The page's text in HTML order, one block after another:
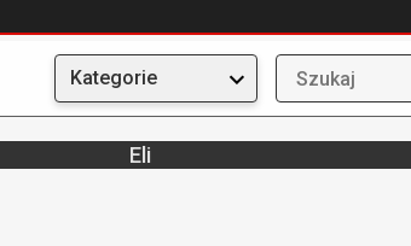
Kategorie
Eli